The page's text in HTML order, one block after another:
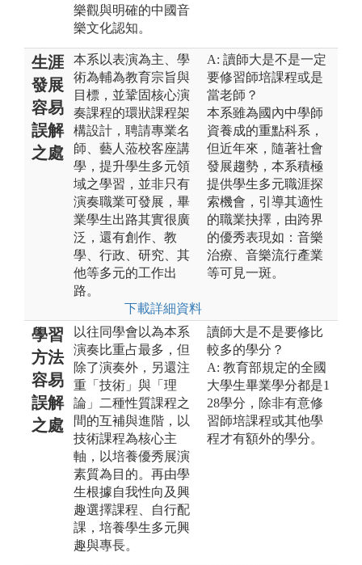
樂觀與明確的中國音
樂文化認知。
生涯
發展
容易
誤解
之處
本系以表演為主、學
術為輔為教育宗旨與
目標，並鞏固核心演
奏課程的環狀課程架
構設計，聘請專業名
師、藝人蒞校客座講
學，提升學生多元領
域之學習，並非只有
演奏職業可發展，畢
業學生出路其實很廣
泛，還有創作、教
學、行政、研究、其
他等多元的工作出
路。
下載詳細資料
A: 讀師大是不是一定
要修習師培課程或是
當老師？
本系雖為國內中學師
資養成的重點科系，
但近年來，隨著社會
發展趨勢，本系積極
提供學生多元職涯探
索機會，引導其適性
的職業抉擇，由跨界
的優秀表現如：音樂
治療、音樂流行產業
等可見一斑。
學習
方法
容易
誤解
之處
以往同學會以為本系
演奏比重占最多，但
除了演奏外，另還注
重「技術」與「理
論」二種性質課程之
間的互補與進階，以
技術課程為核心主
軸，以培養優秀展演
素質為目的。再由學
生根據自我性向及興
趣選擇課程、自行配
課，培養學生多元興
趣與專長。
讀師大是不是要修比
較多的學分？
A: 教育部規定的全國
大學生畢業學分都是1
28學分，除非有意修
習師培課程或其他學
程才有額外的學分。